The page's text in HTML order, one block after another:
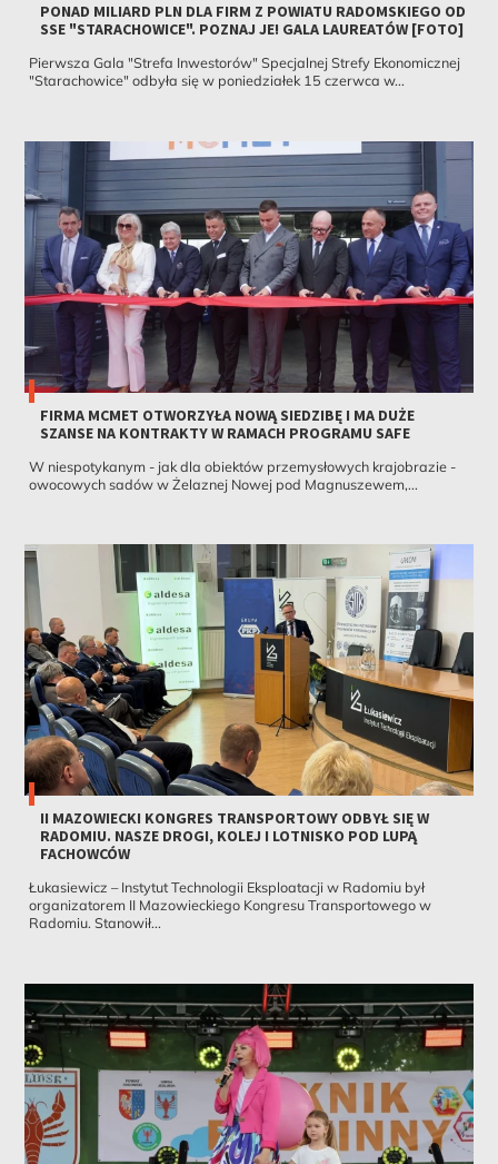
PONAD MILIARD PLN DLA FIRM Z POWIATU RADOMSKIEGO OD
SSE "STARACHOWICE". POZNAJ JE! GALA LAUREATÓW [FOTO]
Pierwsza Gala "Strefa Inwestorów" Specjalnej Strefy Ekonomicznej
"Starachowice" odbyła się w poniedziałek 15 czerwca w...
FIRMA MCMET OTWORZYŁA NOWĄ SIEDZIBĘ I MA DUŻE
SZANSE NA KONTRAKTY W RAMACH PROGRAMU SAFE
W niespotykanym - jak dla obiektów przemysłowych krajobrazie -
owocowych sadów w Żelaznej Nowej pod Magnuszewem,...
II MAZOWIECKI KONGRES TRANSPORTOWY ODBYŁ SIĘ W
RADOMIU. NASZE DROGI, KOLEJ I LOTNISKO POD LUPĄ
FACHOWCÓW
Łukasiewicz – Instytut Technologii Eksploatacji w Radomiu był
organizatorem II Mazowieckiego Kongresu Transportowego w
Radomiu. Stanowił...